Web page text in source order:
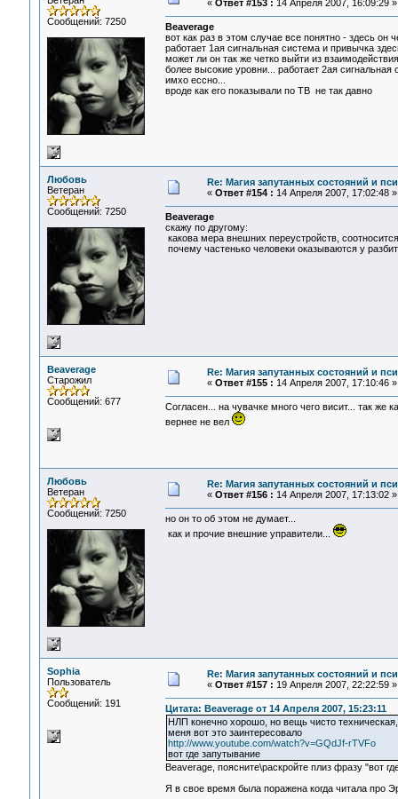
Сообщений: 7250
« Ответ #153 : 14 Апреля 2007, 16:09:29 »
Beaverage
вот как раз в этом случае все понятно - здесь он
работает 1ая сигнальная система и привычка
может ли он так же четко выйти из
более высокие уровни... работает 2ая
имхо ессно...
вроде как его показывали по ТВ не так давно
Любовь
Ветеран
Сообщений: 7250
Re: Магия запутанных состояний и
« Ответ #154 : 14 Апреля 2007, 17:02:48 »
Beaverage
скажу по другому:
какова мера внешних переустройств,
почему частенько человеки оказываются у
Beaverage
Старожил
Сообщений: 677
Re: Магия запутанных состояний и
« Ответ #155 : 14 Апреля 2007, 17:10:46 »
Согласен... на чувачке много чего висит... так
вернее не вел
Любовь
Ветеран
Сообщений: 7250
Re: Магия запутанных состояний и
« Ответ #156 : 14 Апреля 2007, 17:13:02 »
но он то об этом не думает...
как и прочие внешние управители...
Sophia
Пользователь
Сообщений: 191
Re: Магия запутанных состояний и
« Ответ #157 : 19 Апреля 2007, 22:22:59 »
Цитата: Beaverage от 14 Апреля 2007, 15:23:11
НЛП конечно хорошо, но вещь чисто
меня вот это заинтересовало
http://www.youtube.com/watch?v=GQdJf-rTVFo
вот где запутывание
Beaverage, поясните\раскройте плиз фразу "вот
Я в свое время была поражена когда читала про